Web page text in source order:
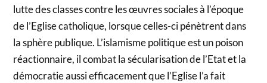
lutte des classes contre les œuvres sociales à l’époque
de l’Eglise catholique, lorsque celles-ci pénètrent dans
la sphère publique. L’islamisme politique est un poison
réactionnaire, il combat la sécularisation de l’Etat et la
démocratie aussi efficacement que l’Eglise l’a fait